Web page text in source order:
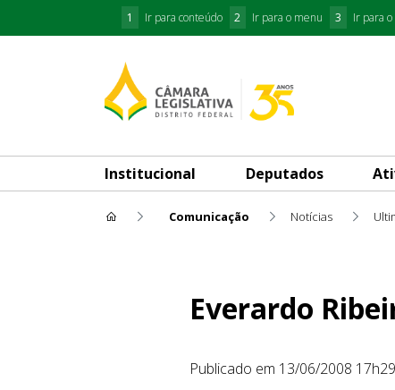
1 Ir para conteúdo 2 Ir para o menu 3 Ir para
Institucional Deputados
Comunicação Notícias
Everardo
Publicado em 13/06/2008 17h29